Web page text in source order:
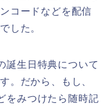
コードなどを配信
した。
誕生日特典について
。だから、もし、
をみつけたら随時記